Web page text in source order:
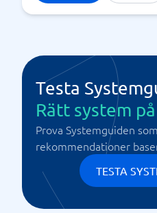
Testa
Rätt system
Prova Systemguiden
rekommendationer
TESTA